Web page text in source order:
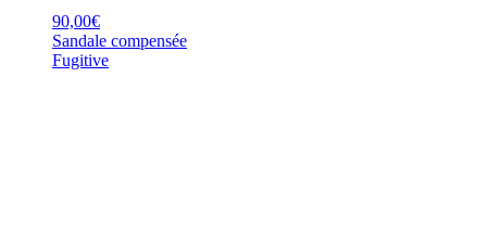
90,00€
Sandale compensée
Fugitive